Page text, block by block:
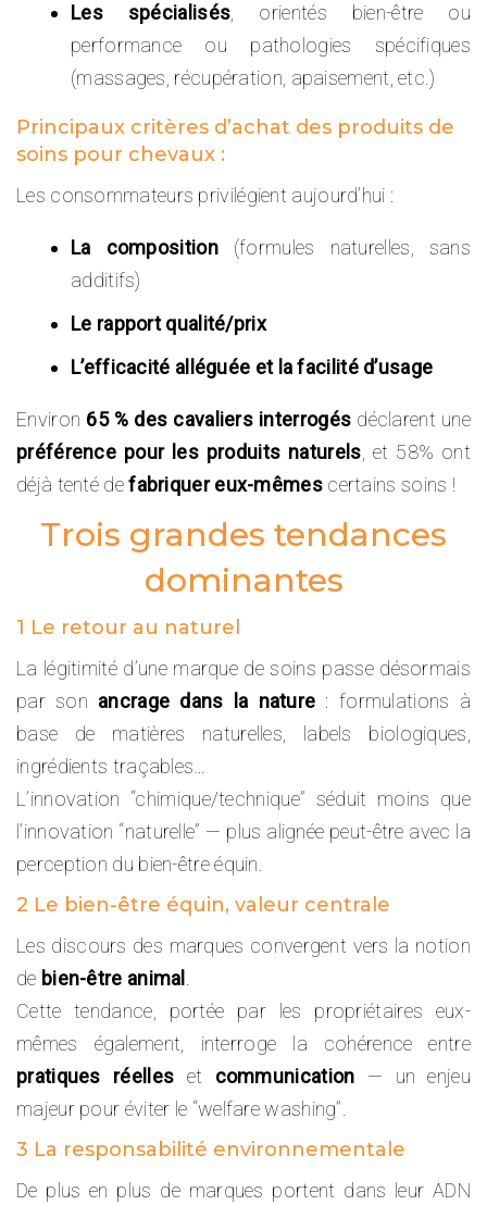
Les spécialisés , orientés bien-être ou
performance ou pathologies spécifiques
(massages, récupération, apaisement, etc.)
Principaux critères d’achat des produits de
soins pour chevaux :
Les consommateurs privilégient aujourd’hui :
La composition(formules naturelles, sans
additifs)
Le rapport qualité/prix
L’efficacité alléguée et la facilité d’usage
Environ 65% des cavaliers interrogés déclarent une
préférence pour les produits naturels , et 58% ont
déjà tenté defabriquer eux-mêmescertains soins !
Trois grandes tendances
dominantes
1 Le retour au naturel
La légitimité d’une marque de soins passe désormais
par son ancrage dans la nature : formulations à
base de matières naturelles, labels biologiques,
ingrédients traçables…
L’innovation “chimique/technique” séduit moins que
l’innovation “naturelle” — plus alignée peut-être avec la
perception du bien-être équin.
2 Le bien-être équin, valeur centrale
Les discours des marques convergent vers la notion
de bien-être animal
Cette tendance, portée par les propriétaires eux-
mêmes également, interroge la cohérence entre
pratiques réelles et communication — un enjeu
majeur pour éviter le “welfare washing”.
3 La responsabilité environnementale
De plus en plus de marques portent dans leur ADN